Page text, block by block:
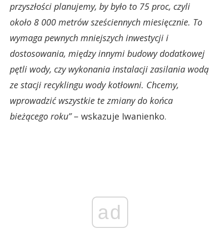
przyszłości planujemy, by było to 75 proc, czyli
około 8 000 metrów sześciennych miesięcznie. To
wymaga pewnych mniejszych inwestycji i
dostosowania, między innymi budowy dodatkowej
pętli wody, czy wykonania instalacji zasilania wodą
ze stacji recyklingu wody kotłowni. Chcemy,
wprowadzić wszystkie te zmiany do końca
bieżącego roku”– wskazuje Iwanienko.
ad